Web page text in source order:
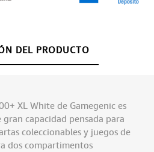
DEL PRODUCTO
XL White de Gamegenic es
capacidad pensada para
coleccionables y juegos de
dos compartimentos